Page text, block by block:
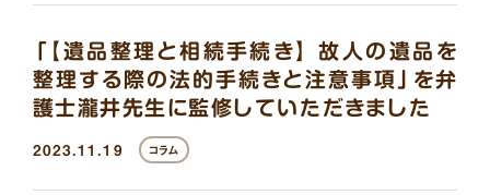
「【遺品整理と相続手続き】 故人の遺品を
整理する際の法的手続きと注意事項」を弁
護士瀧井先生に監修していただきました
2023.11.19 コラム